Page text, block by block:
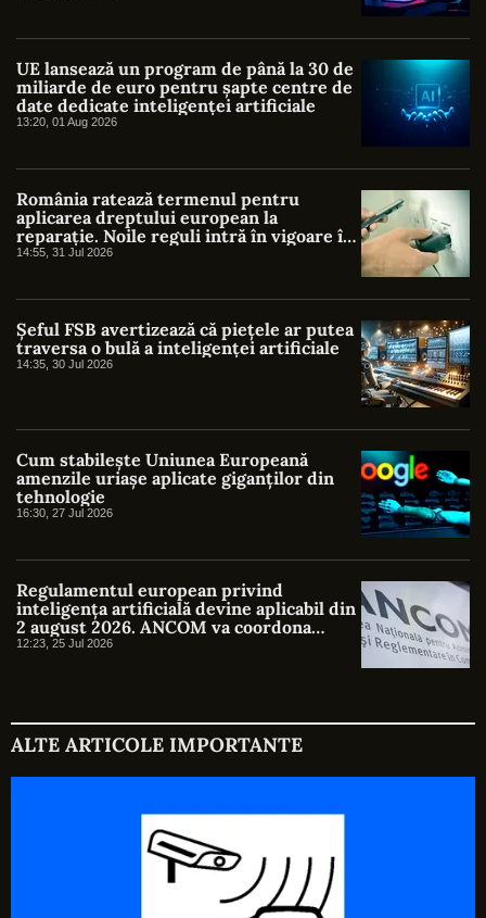
UE lansează un program de până la 30 de
miliarde de euro pentru șapte centre de
date dedicate inteligenței artificiale
13:20, 01 Aug 2026
România ratează termenul pentru
aplicarea dreptului european la
reparație. Noile reguli intră în vigoare în
UE, dar lipsesc din legislația națională
14:55, 31 Jul 2026
Șeful FSB avertizează că piețele ar putea
traversa o bulă a inteligenței artificiale
14:35, 30 Jul 2026
Cum stabilește Uniunea Europeană
amenzile uriașe aplicate giganților din
tehnologie
16:30, 27 Jul 2026
Regulamentul european privind
inteligența artificială devine aplicabil din
2 august 2026. ANCOM va coordona
supravegherea în România
12:23, 25 Jul 2026
ALTE ARTICOLE IMPORTANTE